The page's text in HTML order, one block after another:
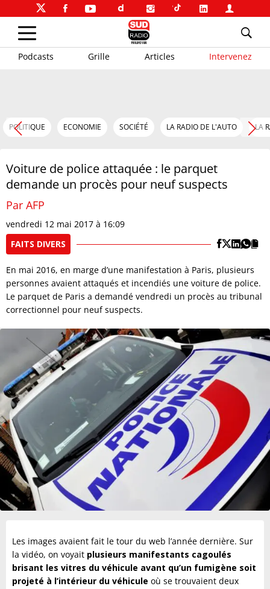
Podcasts Grille Articles Intervenez
POLITIQUE ECONOMIE SOCIÉTÉ LA RADIO DE L'AUTO LA
Voiture de police attaquée : le parquet
demande un procès pour neuf suspects
Par AFP
vendredi 12 mai 2017 à 16:09
FAITS DIVERS
En mai 2016, en marge d’une manifestation à Paris, plusieurs
personnes avaient attaqués et incendiés une voiture de police.
Le parquet de Paris a demandé vendredi un procès au tribunal
correctionnel pour neuf suspects.
Les images avaient fait le tour du web l’année dernière. Sur
la vidéo, on voyait plusieurs manifestants cagoulés
brisant les vitres du véhicule avant qu’un fumigène soit
projeté à l’intérieur du véhicule où se trouvaient deux